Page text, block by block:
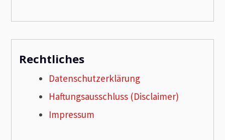
Rechtliches
Datenschutzerklärung
Haftungsausschluss (Disclaimer)
Impressum